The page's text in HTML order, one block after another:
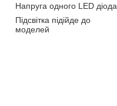
Напруга одного LED діода
Підсвітка підійде до
моделей